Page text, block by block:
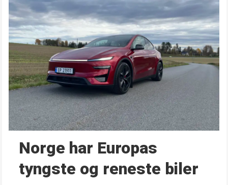
Norge har Europas
tyngste og reneste biler